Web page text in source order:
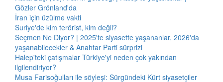
Gözler Grönland'da
İran için üzülme vakti
Suriye'de kim terörist, kim değil?
Seçmen Ne Diyor? | 2025'te siyasette yaşananlar, 2026'da
yaşanabilecekler & Anahtar Parti sürprizi
Halep'teki çatışmalar Türkiye'yi neden çok yakından
ilgilendiriyor?
Musa Farisoğulları ile söyleşi: Sürgündeki Kürt siyasetçiler